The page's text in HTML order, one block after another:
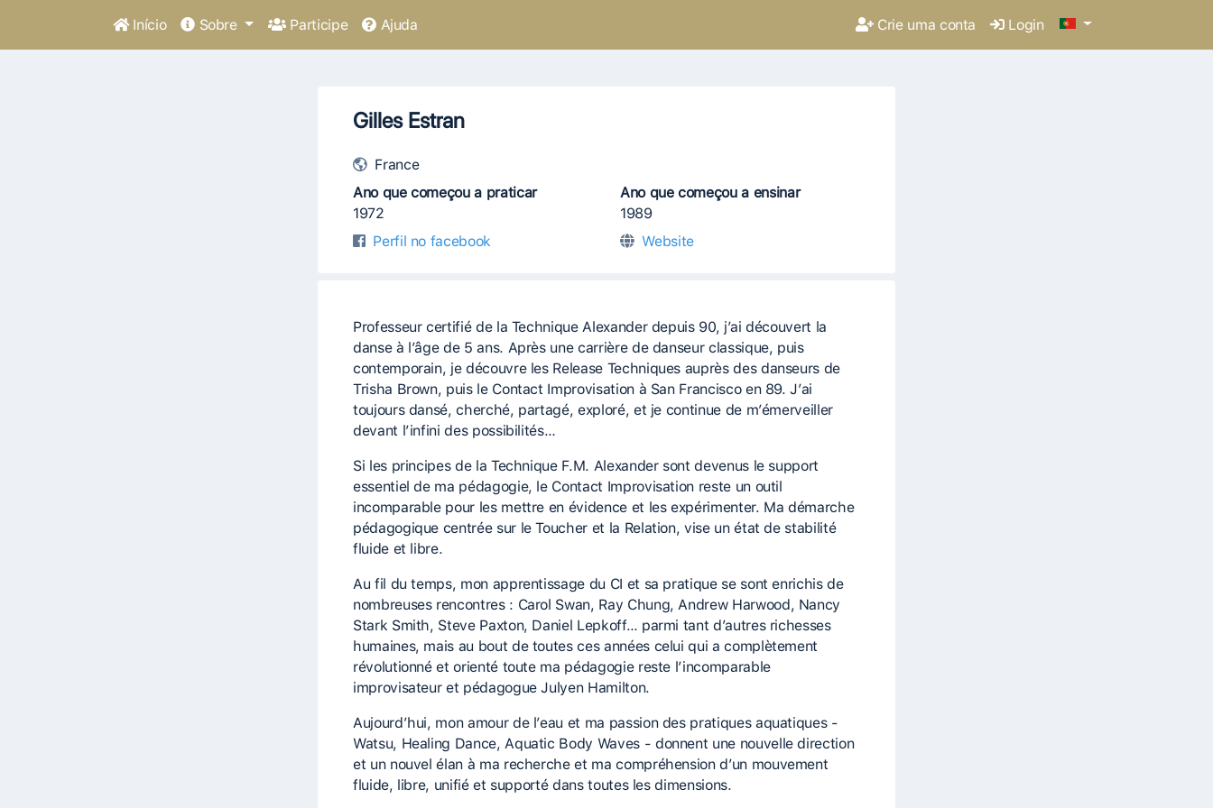
Início Sobre Participe Ajuda Crie uma conta Login
Gilles Estran
France
Ano que começou a praticar
1972
Ano que começou a ensinar
1989
Perfil no facebook
Website
Professeur certifié de la Technique Alexander depuis 90, j’ai découvert la
danse à l’âge de 5 ans. Après une carrière de danseur classique, puis
contemporain, je découvre les Release Techniques auprès des danseurs de
Trisha Brown, puis le Contact Improvisation à San Francisco en 89. J’ai
toujours dansé, cherché, partagé, exploré, et je continue de m’émerveiller
devant l’infini des possibilités…
Si les principes de la Technique F.M. Alexander sont devenus le support
essentiel de ma pédagogie, le Contact Improvisation reste un outil
incomparable pour les mettre en évidence et les expérimenter. Ma démarche
pédagogique centrée sur le Toucher et la Relation, vise un état de stabilité
fluide et libre.
Au fil du temps, mon apprentissage du CI et sa pratique se sont enrichis de
nombreuses rencontres : Carol Swan, Ray Chung, Andrew Harwood, Nancy
Stark Smith, Steve Paxton, Daniel Lepkoff… parmi tant d’autres richesses
humaines, mais au bout de toutes ces années celui qui a complètement
révolutionné et orienté toute ma pédagogie reste l’incomparable
improvisateur et pédagogue Julyen Hamilton.
Aujourd’hui, mon amour de l’eau et ma passion des pratiques aquatiques -
Watsu, Healing Dance, Aquatic Body Waves - donnent une nouvelle direction
et un nouvel élan à ma recherche et ma compréhension d’un mouvement
fluide, libre, unifié et supporté dans toutes les dimensions.